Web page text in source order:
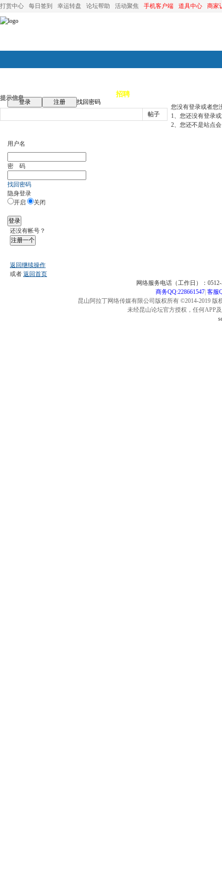
打赏中心 每日签到 幸运转盘 论坛帮助 活动聚焦 手机客户端 道具中心 商家
论坛首页 招聘
登录 注册
找回密码
帖子
提示信息
您没有登录或者您
1、您还没有登录
2、您还不是站点
用户名
密 码
找回密码
隐身登录
开启
关闭
登录
还没有帐号？
注册一个
返回继续操作
或者 返回首页
网络服务电话（工作日）：
商务QQ:228661547| 客服
昆山阿拉丁网络传媒有限公司版权所有 ©2014-2019
未经昆山论坛官方授权，任何APP